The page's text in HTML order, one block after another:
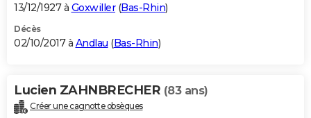
13/12/1927 à Goxwiller(Bas-Rhin)
Décès
02/10/2017 à Andlau (Bas-Rhin)
Lucien ZAHNBRECHER (83 ans)
Créer une cagnotte obsèques